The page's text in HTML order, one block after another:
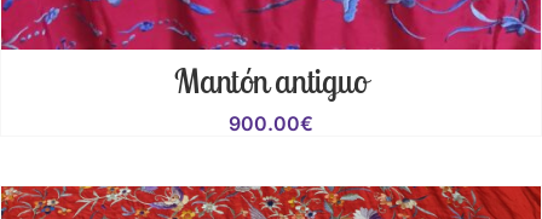
Mantón antiguo
900.00€